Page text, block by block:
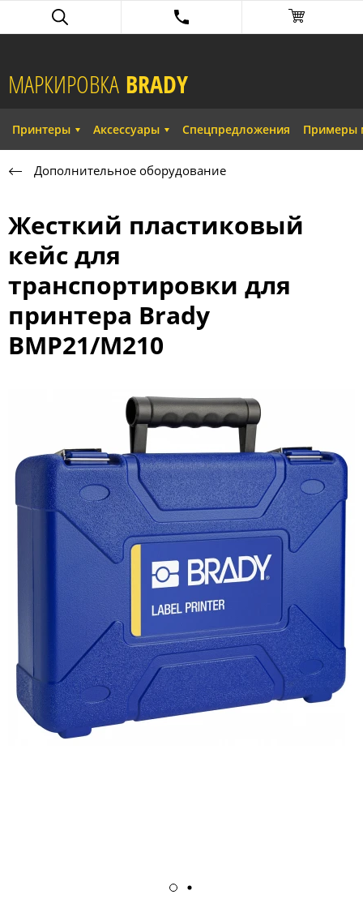
МАРКИРОВКА BRADY​
Принтеры Аксессуары Спецпредложения Примеры
Дополнительное оборудование
Жесткий пластиковый
кейс для
транспортировки для
принтера Brady
BMP21/M210